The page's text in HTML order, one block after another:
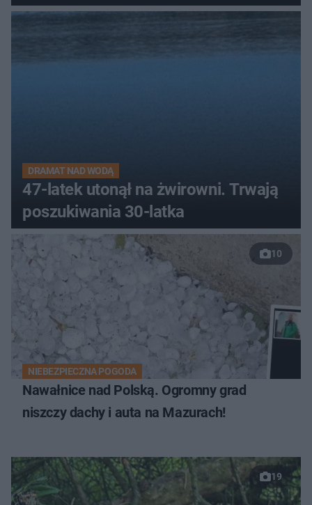
DRAMAT NAD WODĄ
47-latek utonął na żwirowni. Trwają
poszukiwania 30-latka
10
NIEBEZPIECZNA POGODA
Nawałnice nad Polską. Ogromny grad
niszczy dachy i auta na Mazurach!
19